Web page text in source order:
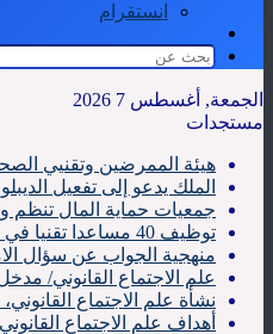
انستقرام
المظلم
الجمعة, أغسطس 7 2026
مستجدات
هيئة الممرضين وتقنيي
الملك يدعو إلى تفعيل
جمعيات حماية المال تنظم
توظيف 40 مساعدا تقنيا في وزارة الصحة
منهجية الجواب عن سؤال
علم الاجتماع القانوني/
نشأة علم الاجتماع القانوني،
أهداف علم الاجتماع القانوني